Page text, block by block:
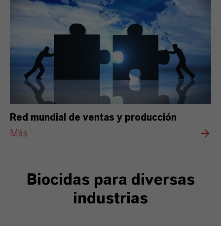
Red mundial de ventas y producción
Más
Biocidas para diversas
industrias